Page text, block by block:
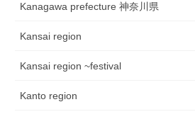
Kanagawa prefecture 神奈川県
Kansai region
Kansai region ~festival
Kanto region